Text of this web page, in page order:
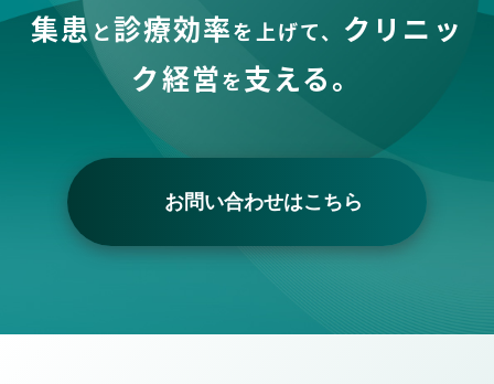
集患と診療効率を上げて、 クリニッ
ク経営を支える。
お問い合わせはこちら